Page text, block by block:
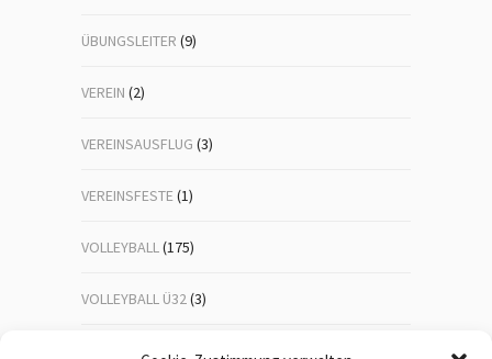
ÜBUNGSLEITER (9)
VEREIN (2)
VEREINSAUSFLUG (3)
VEREINSFESTE(1)
VOLLEYBALL(175)
VOLLEYBALL Ü32(3)
VOLLEYBALL-JUGEND (23)